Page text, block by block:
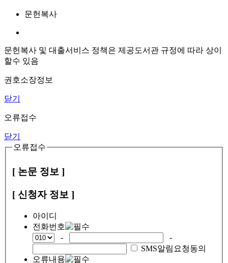
문헌복사
문헌복사 및 대출서비스 정책은 제공도서관 규정에 따라 상이
할수 있음
권호소장정보
닫기
오류접수
닫기
오류접수
[ 논문 정보 ]
[ 신청자 정보 ]
아이디
전화번호
-
-
SMS알림요청동의
오류내용